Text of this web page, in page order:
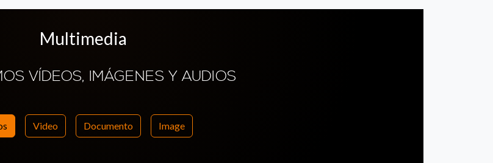
Multimedia
VÍDEOS, IMÁGENES Y AUDIOS
Video Documento Image